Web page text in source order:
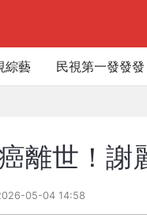
綜藝 民視第一發發發
離世！謝
05-04 14:58